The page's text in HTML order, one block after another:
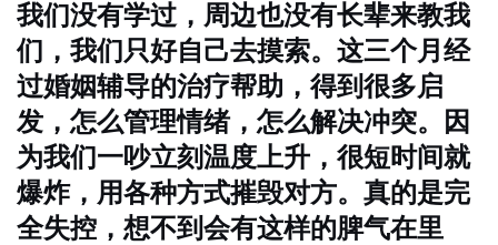
我们没有学过，周边也没有长辈来教我
们，我们只好自己去摸索。这三个月经
过婚姻辅导的治疗帮助，得到很多启
发，怎么管理情绪，怎么解决冲突。因
为我们一吵立刻温度上升，很短时间就
爆炸，用各种方式摧毁对方。真的是完
全失控，想不到会有这样的脾气在里